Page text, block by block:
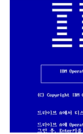
았습니다... 이 Warp
다. 비록 비운의 운영체
Warp 4.0 또한 CD가
합니다. 설치 디스켓과
그걸 꺼내서 디스켓으